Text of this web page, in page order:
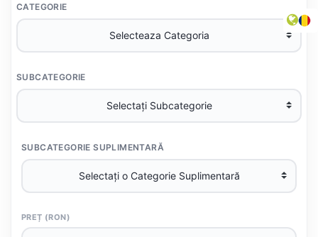
CATEGORIE
SUBCATEGORIE
SUBCATEGORIE SUPLIMENTARĂ
PREȚ (RON)